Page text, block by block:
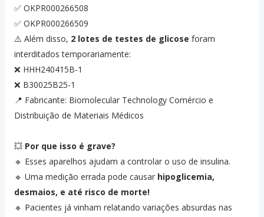
✅ OKPR000266508
✅ OKPR000266509
⚠️ Além disso, 2 lotes de testes de glicose foram
interditados temporariamente:
❌ HHH240415B-1
❌ B30025B25-1
📍 Fabricante: Biomolecular Technology Comércio e
Distribuição de Materiais Médicos
💥 Por que isso é grave?
🔹 Esses aparelhos ajudam a controlar o uso de insulina.
🔹 Uma medição errada pode causar hipoglicemia,
desmaios, e até risco de morte!
🔹 Pacientes já vinham relatando variações absurdas nas